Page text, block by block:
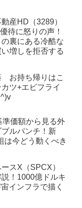
産HD（3289）
待に怒りの声！
の裏にある冷酷な
増しを拒否する
お持ち帰りはこ
ツ+エビフライ
準価額から見る外
ルパンチ！新
は今どう動くべき
スX（SPCX）
！1000億ドルキ
インフラで描く